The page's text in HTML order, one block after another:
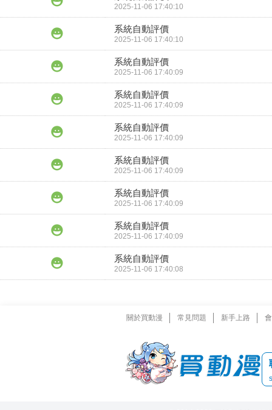
2025-11-06 17:40:10
系統自動評價
2025-11-06 17:40:10
系統自動評價
2025-11-06 17:40:09
系統自動評價
2025-11-06 17:40:09
系統自動評價
2025-11-06 17:40:09
系統自動評價
2025-11-06 17:40:09
系統自動評價
2025-11-06 17:40:09
系統自動評價
2025-11-06 17:40:09
系統自動評價
2025-11-06 17:40:08
關於買動漫 常見問題 新手上路